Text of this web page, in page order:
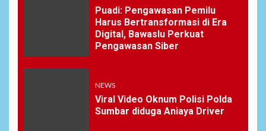
Puadi: Pengawasan Pemilu
Harus Bertransformasi di Era
Digital, Bawaslu Perkuat
Pengawasan Siber
NEWS
Viral Video Oknum Polisi Polda
Sumbar diduga Aniaya Driver